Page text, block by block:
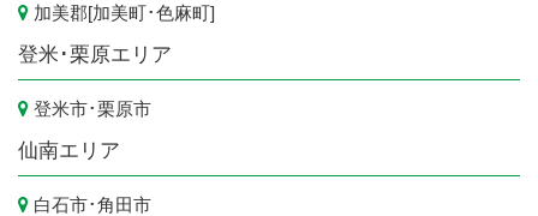
加美郡[加美町･色麻町]
登米･栗原エリア
登米市･栗原市
仙南エリア
白石市･角田市